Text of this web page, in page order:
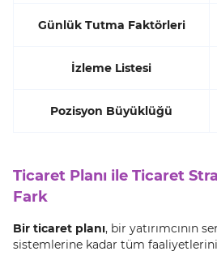
Günlük Tutma Faktörleri
İzleme Listesi
Pozisyon Büyüklüğü
Ticaret Planı ile Ticaret
Fark
Bir ticaret planı, bir yatırımcının
sistemlerine kadar tüm